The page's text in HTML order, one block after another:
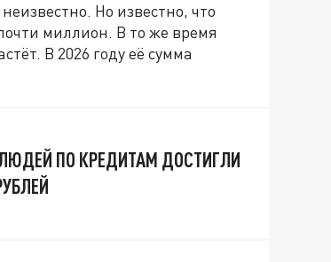
Но известно, что
миллион. В то же время
В 2026 году её сумма
ПО КРЕДИТАМ ДОСТИГЛИ